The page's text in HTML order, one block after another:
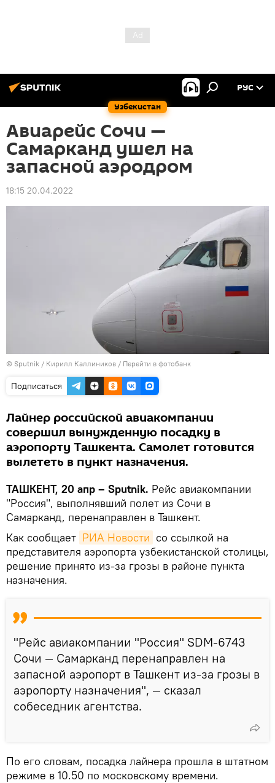
Узбекистан
РУС
Авиарейс Сочи —
Самарканд ушел на
запасной аэродром
18:15 20.04.2022
© Sputnik / Кирилл Каллиников / Перейти в фотобанк
Подписаться
Лайнер российской авиакомпании
совершил вынужденную посадку в
аэропорту Ташкента. Самолет готовится
вылететь в пункт назначения.
ТАШКЕНТ, 20 апр – Sputnik. Рейс авиакомпании
"Россия", выполнявший полет из Сочи в
Самарканд, перенаправлен в Ташкент.
Как сообщает РИА Новости со ссылкой на
представителя аэропорта узбекистанской столицы,
решение принято из-за грозы в районе пункта
назначения.
"Рейс авиакомпании "Россия" SDM-6743
Сочи — Самарканд перенаправлен на
запасной аэропорт в Ташкент из-за грозы в
аэропорту назначения", — сказал
собеседник агентства.
По его словам, посадка лайнера прошла в штатном
режиме в 10.50 по московскому времени.